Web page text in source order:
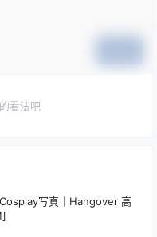
看法吧
写真｜Hangover 高